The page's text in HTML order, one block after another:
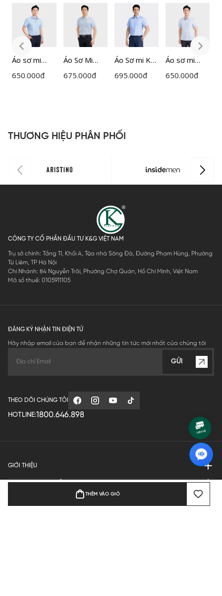
THÊM VÀO GIỎ
Áo sơ mi
ngắn tay
0
650.000đ
Áo Sơ Mi
Nam Kẻ Ô
675.000đ
Áo Sơ mi Kẻ
Nam
695.000đ
Áo sơ mi
ngắn tay
650.000đ
THƯƠNG HIỆU PHÂN PHỐI
CÔNG TY CỔ PHẦN ĐẦU TƯ K&G VIỆT NAM
Trụ sở chính: Tầng 11, Khối A, Tòa nhà Sông Đà, Đường Phạm Hùng, Phường
Từ Liêm, TP Hà Nội
Chi Nhánh: 84 Nguyễn Trãi, Phường Chợ Quán, Hồ Chí Minh, Việt Nam
Mã số thuế: 0105911105
ĐĂNG KÝ NHẬN TIN ĐIỆN TỬ
Hãy nhập email của bạn để nhận những tin tức mới nhất của chúng tôi
GỬI
THEO DÕI CHÚNG TÔI
HOTLINE:1800.646.898
GIỚI THIỆU
QUY ĐỊNH HOẠT ĐỘNG